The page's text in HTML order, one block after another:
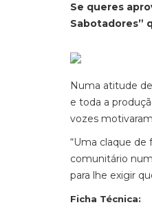
Se queres
Sabotadores”
Numa atitude
e toda a
vozes
“Uma claque de
comunitário
para lhe exigir
Ficha Técnica: